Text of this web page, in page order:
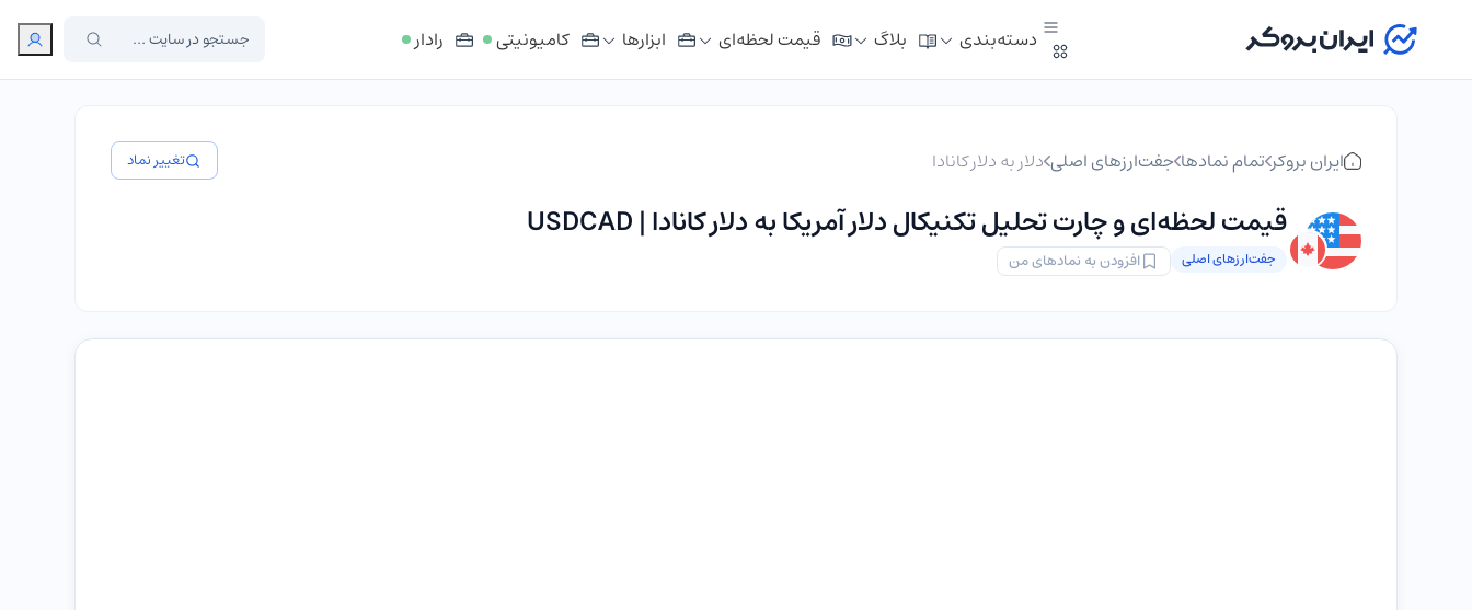
دسته‌بندی بلاگ قیمت لحظه‌ای ابزار‌ها کامیونیتی رادار
ایران بروکر تمام نمادها جفت‌ارزهای اصلی دلار به دلار کانادا تغییر نماد
قیمت لحظه‌ای و چارت تحلیل تکنیکال دلار آمریکا به دلار کانادا | USDCAD
جفت‌ارزهای اصلی افزودن به نمادهای من